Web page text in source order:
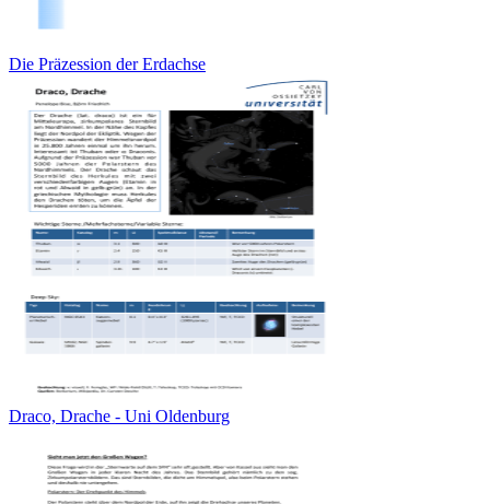
Die Präzession der Erdachse
Draco, Drache - Uni Oldenburg